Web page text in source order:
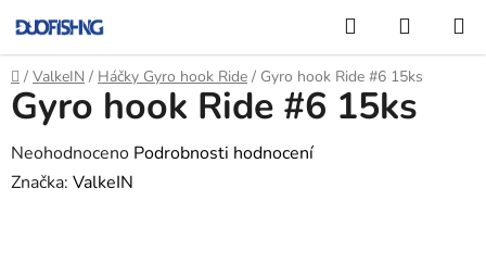
na
obsah
Hledat
KOŠÍK
Domů
/ ValkeIN / Háčky Gyro hook Ride / Gyro hook Ride #6 15ks
Gyro hook Ride #6 15ks
Průměrné
hodnocení
Neohodnoceno Podrobnosti hodnocení
Značka: ValkeIN